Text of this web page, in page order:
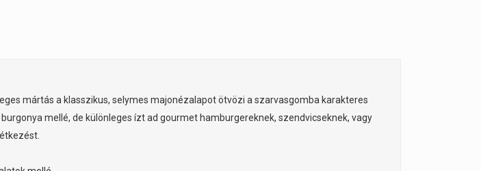
mártás a klasszikus, selymes majonézalapot ötvözi a szarvasgomba karakteres
mellé, de különleges ízt ad gourmet hamburgereknek, szendvicseknek, vagy